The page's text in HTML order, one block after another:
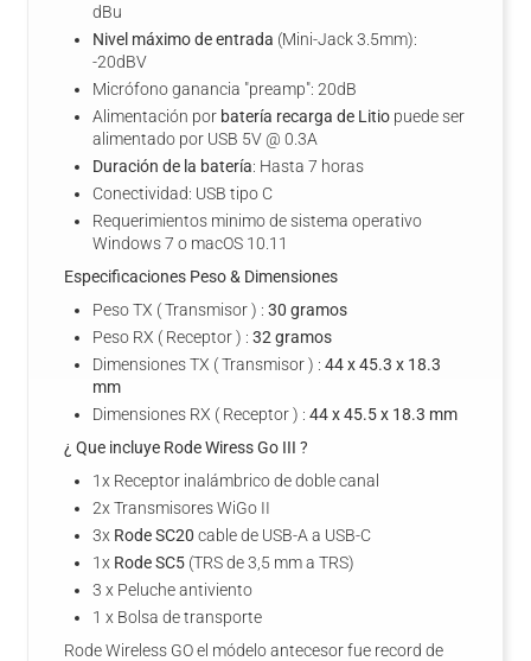
dBu
Nivel máximo de entrada (Mini-Jack 3.5mm):
-20dBV
Micrófono ganancia "preamp": 20dB
Alimentación por batería recarga de Litio puede ser
alimentado por USB 5V @ 0.3A
Duración de la batería: Hasta 7 horas
Conectividad: USB tipo C
Requerimientos minimo de sistema operativo
Windows 7 o macOS 10.11
Especificaciones Peso & Dimensiones
Peso TX ( Transmisor ) : 30 gramos
Peso RX ( Receptor ) : 32 gramos
Dimensiones TX ( Transmisor ) : 44 x 45.3 x 18.3
mm
Dimensiones RX ( Receptor ) : 44 x 45.5 x 18.3 mm
¿ Que incluye Rode Wiress Go III ?
1x Receptor inalámbrico de doble canal
2x Transmisores WiGo II
3x Rode SC20 cable de USB-A a USB-C
1x Rode SC5 (TRS de 3,5 mm a TRS)
3 x Peluche antiviento
1 x Bolsa de transporte
Rode Wireless GO el módelo antecesor fue record de